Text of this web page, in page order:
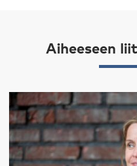
Aiheeseen